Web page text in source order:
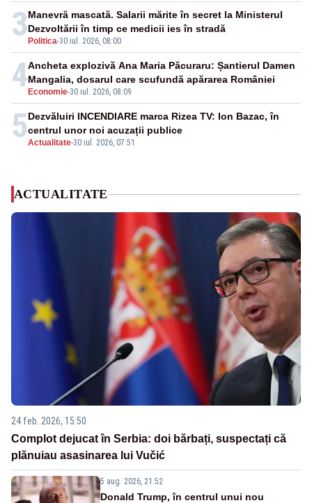
3 Politica-30 iul. 2026, 08:00
Manevră mascată. Salarii mărite în secret la Ministerul
Dezvoltării în timp ce medicii ies în stradă
4 Economie-30 iul. 2026, 08:09
Ancheta explozivă Ana Maria Păcuraru: Șantierul Damen
Mangalia, dosarul care scufundă apărarea României
5Actualitate-30 iul. 2026, 07:51
Dezvăluiri INCENDIARE marca Rizea TV: Ion Bazac, în
centrul unor noi acuzații publice
ACTUALITATE
24 feb. 2026, 15:50
Complot dejucat în Serbia: doi bărbați, suspectați că
plănuiau asasinarea lui Vučić
5 aug. 2026, 21:52
Donald Trump, în centrul unui nou